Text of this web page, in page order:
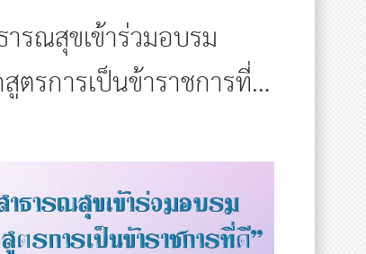
รณสุขเข้าร่วมอบรม
ตรการเป็นข้าราชการที่